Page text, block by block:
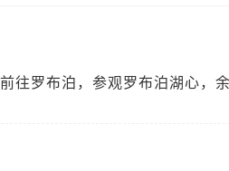
往罗布泊，参观罗布泊湖心，